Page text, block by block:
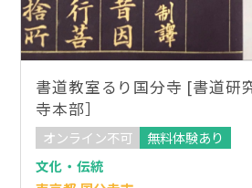
書道教室るり国分寺 [書道研
寺本部］
オンライン不可
無料体験あり
文化・伝統